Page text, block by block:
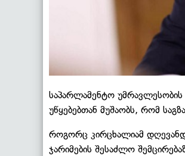
საპარლამენტო
უწყებებთან მუშაობს, რომ
როგორც კირცხალიამ
ჯარიმების შესაძლო